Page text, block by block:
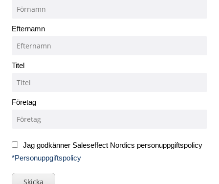
Efternamn
Titel
Företag
Jag godkänner Saleseffect Nordics personuppgiftspolicy
*Personuppgiftspolicy
Skicka